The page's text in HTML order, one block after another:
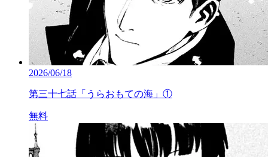
2026/06/18
第三十七話「うらおもての海」①
無料